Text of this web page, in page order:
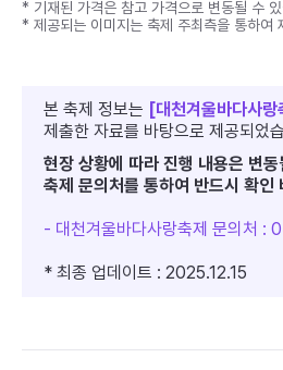
* 기재된 가격은 참고 가격으로 변동될 수
* 제공되는 이미지는 축제 주최측을 통하여
본 축제 정보는 [대천겨울바다사
제출한 자료를 바탕으로 제공되었
현장 상황에 따라 진행 내용은 변
축제 문의처를 통하여 반드시 확인
- 대천겨울바다사랑축제 문의처
* 최종 업데이트 : 2025.12.15